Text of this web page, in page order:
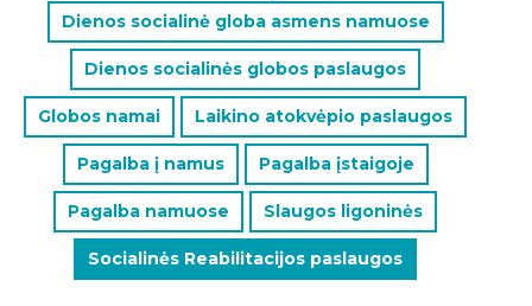
Dienos socialinė globa asmens namuose
Dienos socialinės globos paslaugos
Globos namai Laikino atokvėpio paslaugos
Pagalba į namus Pagalba įstaigoje
Pagalba namuose Slaugos ligoninės
Socialinės Reabilitacijos paslaugos